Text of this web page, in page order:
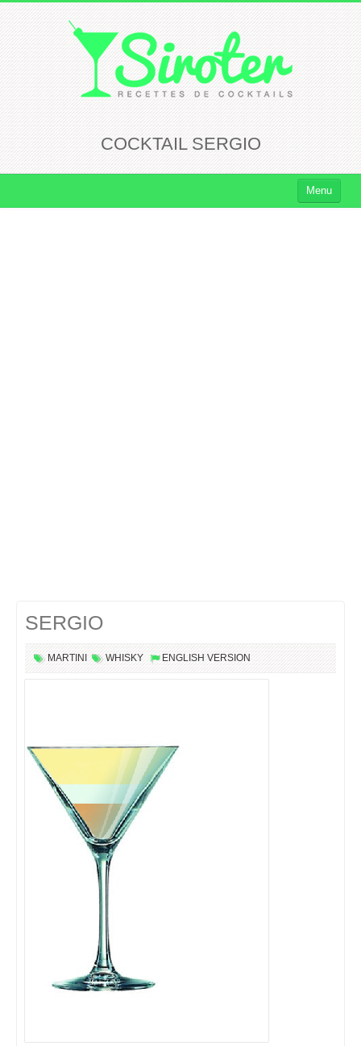
COCKTAIL SERGIO
Menu
SERGIO
MARTINI WHISKY ENGLISH VERSION